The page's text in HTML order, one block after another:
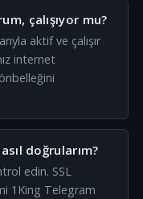
çalışıyor mu?
aktif ve çalışır
internet
doğrularım?
edin. SSL
1King Telegram